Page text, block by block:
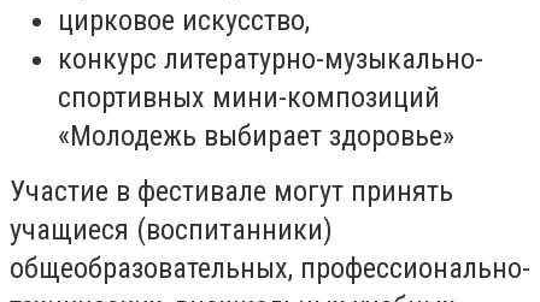
цирковое искусство,
конкурс литературно-музыкально-
спортивных мини-композиций
«Молодежь выбирает здоровье»
Участие в фестивале могут принять
учащиеся (воспитанники)
общеобразовательных, профессионально-